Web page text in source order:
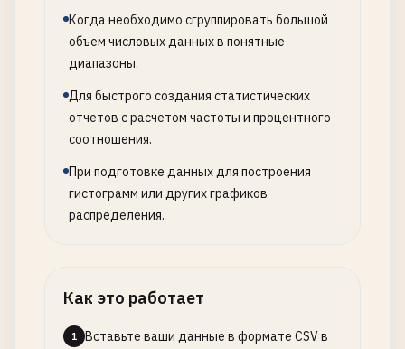
Когда необходимо сгруппировать большой
объем числовых данных в понятные
диапазоны.
Для быстрого создания статистических
отчетов с расчетом частоты и процентного
соотношения.
При подготовке данных для построения
гистограмм или других графиков
распределения.
Как это работает
1
Вставьте ваши данные в формате CSV в